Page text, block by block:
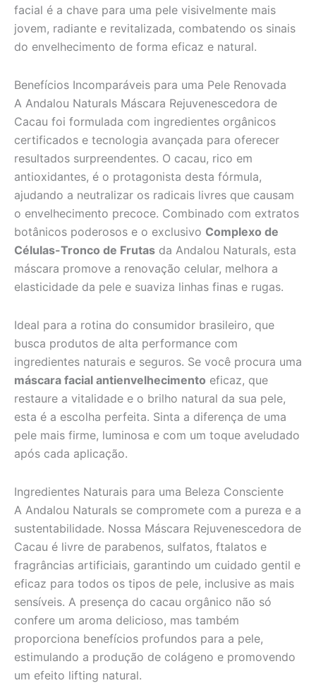
facial é a chave para uma pele visivelmente mais
jovem, radiante e revitalizada, combatendo os sinais
do envelhecimento de forma eficaz e natural.
Benefícios Incomparáveis para uma Pele Renovada
A Andalou Naturals Máscara Rejuvenescedora de
Cacau foi formulada com ingredientes orgânicos
certificados e tecnologia avançada para oferecer
resultados surpreendentes. O cacau, rico em
antioxidantes, é o protagonista desta fórmula,
ajudando a neutralizar os radicais livres que causam
o envelhecimento precoce. Combinado com extratos
botânicos poderosos e o exclusivo Complexo de
Células-Tronco de Frutas da Andalou Naturals, esta
máscara promove a renovação celular, melhora a
elasticidade da pele e suaviza linhas finas e rugas.
Ideal para a rotina do consumidor brasileiro, que
busca produtos de alta performance com
ingredientes naturais e seguros. Se você procura uma
máscara facial antienvelhecimento eficaz, que
restaure a vitalidade e o brilho natural da sua pele,
esta é a escolha perfeita. Sinta a diferença de uma
pele mais firme, luminosa e com um toque aveludado
após cada aplicação.
Ingredientes Naturais para uma Beleza Consciente
A Andalou Naturals se compromete com a pureza e a
sustentabilidade. Nossa Máscara Rejuvenescedora de
Cacau é livre de parabenos, sulfatos, ftalatos e
fragrâncias artificiais, garantindo um cuidado gentil e
eficaz para todos os tipos de pele, inclusive as mais
sensíveis. A presença do cacau orgânico não só
confere um aroma delicioso, mas também
proporciona benefícios profundos para a pele,
estimulando a produção de colágeno e promovendo
um efeito lifting natural.